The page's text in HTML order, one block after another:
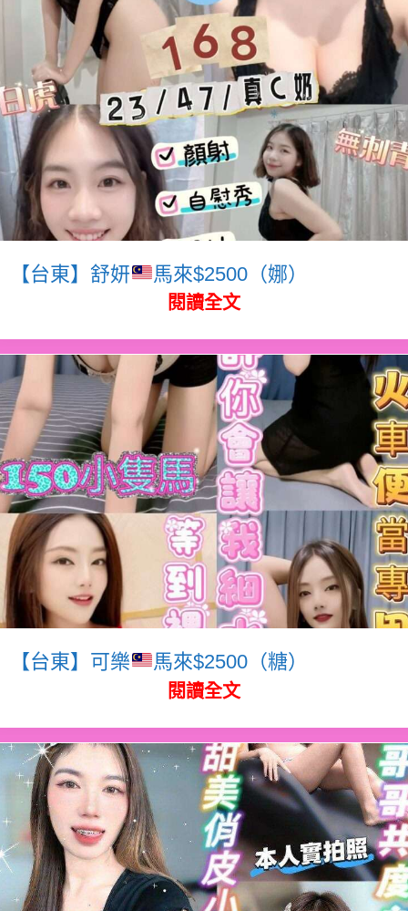
【台東】舒妍 馬來$2500（娜）
閱讀全文
【台東】可樂 馬來$2500（糖）
閱讀全文